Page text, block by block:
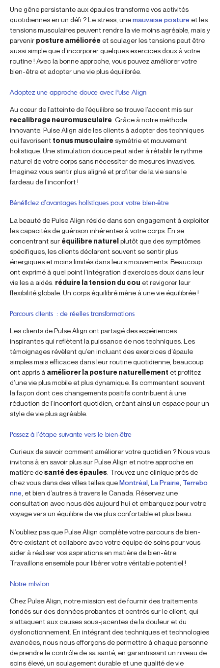
Une gêne persistante aux épaules transforme vos activités
quotidiennes en un défi ? Le stress, unemauvaise posture et les
tensions musculaires peuvent rendre la vie moins agréable, mais y
parvenir posture amélioréeet soulager les tensions peut être
aussi simple que d’incorporer quelques exercices doux à votre
routine ! Avec la bonne approche, vous pouvez améliorer votre
bien-être et adopter une vie plus équilibrée.
Adoptez une approche douce avec Pulse Align
Au cœur de l’atteinte de l’équilibre se trouve l’accent mis sur
recalibrage neuromusculaire . Grâce à notre méthode
innovante, Pulse Align aide les clients à adopter des techniques
qui favorisent tonus musculaire symétrie et mouvement
holistique. Une stimulation douce peut aider à rétablir le rythme
naturel de votre corps sans nécessiter de mesures invasives.
Imaginez vous sentir plus aligné et profiter de la vie sans le
fardeau de l’inconfort !
Bénéficiez d’avantages holistiques pour votre bien-être
La beauté de Pulse Align réside dans son engagement à exploiter
les capacités de guérison inhérentes à votre corps. En se
concentrant sur équilibre naturelplutôt que des symptômes
spécifiques, les clients déclarent souvent se sentir plus
énergiques et moins limités dans leurs mouvements. Beaucoup
ont exprimé à quel point l’intégration d’exercices doux dans leur
vie les a aidés. réduire la tension du cou et revigorer leur
flexibilité globale. Un corps équilibré mène à une vie équilibrée !
Parcours clients : de réelles transformations
Les clients de Pulse Align ont partagé des expériences
inspirantes qui reflètent la puissance de nos techniques. Les
témoignages révèlent qu’en incluant des exercices d’épaule
simples mais efficaces dans leur routine quotidienne, beaucoup
ont appris à améliorer la posture naturellement et profitez
d’une vie plus mobile et plus dynamique. Ils commentent souvent
la façon dont ces changements positifs contribuent à une
réduction de l’inconfort quotidien, créant ainsi un espace pour un
style de vie plus agréable.
Passez à l’étape suivante vers le bien-être
Curieux de savoir comment améliorer votre quotidien ? Nous vous
invitons à en savoir plus sur Pulse Align et notre approche en
matière desanté des épaules . Trouvez une clinique près de
chez vous dans des villes telles queMontréal La Prairie Terrebo
nne , et bien d’autres à travers le Canada. Réservez une
consultation avec nous dès aujourd’hui et embarquez pour votre
voyage vers un équilibre de vie plus confortable et plus beau.
N’oubliez pas que Pulse Align complète votre parcours de bien-
être existant et collabore avec votre équipe de soins pour vous
aider à réaliser vos aspirations en matière de bien-être.
Travaillons ensemble pour libérer votre véritable potentiel !
Notre mission
Chez Pulse Align, notre mission est de fournir des traitements
fondés sur des données probantes et centrés sur le client, qui
s’attaquent aux causes sous-jacentes de la douleur et du
dysfonctionnement. En intégrant des techniques et technologies
avancées, nous nous efforçons de permettre à chaque personne
de prendre le contrôle de sa santé, en garantissant un niveau de
soins élevé, un soulagement durable et une qualité de vie